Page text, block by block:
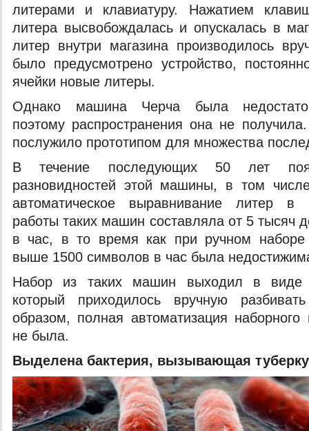
литерами и клавиатуру. Нажатием
литера высвобождалась и опускалась в
литер внутри магазина производилось
было предусмотрено устройство,
ячейки новые литеры.
Однако машина Черча была
поэтому распространения она не
послужило прототипом для множества
В течение последующих 50 лет
разновидностей этой машины, в том
автоматическое выравнивание литер в
работы таких машин составляла от 5 тысяч
в час, в то время как при ручном наборе
выше 1500 символов в час была
Набор из таких машин выходил в виде
который приходилось вручную
образом, полная автоматизация наборного
не была.
Выделена бактерия, вызывающая